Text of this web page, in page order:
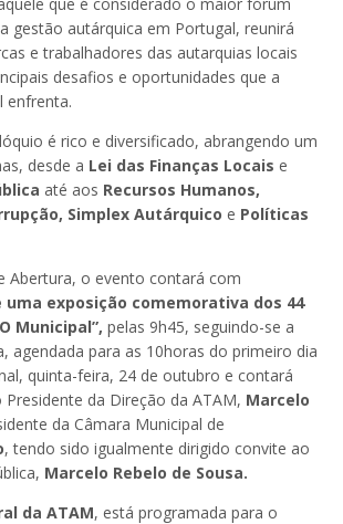
gestão autárquica em Portugal, reunirá
e trabalhadores das autarquias locais
desafios e oportunidades que a
enfrenta.
é rico e diversificado, abrangendo um
desde a Lei das Finanças Locais e
até aos Recursos Humanos,
Simplex Autárquico e Políticas
Abertura, o evento contará com
uma exposição comemorativa dos 44
Municipal”, pelas 9h45, seguindo-se a
agendada para as 10horas do primeiro dia
quinta-feira, 24 de outubro e contará
da Direção da ATAM, Marcelo
da Câmara Municipal de
, tendo sido igualmente dirigido convite ao
Marcelo Rebelo de Sousa.
da ATAM, está programada para o